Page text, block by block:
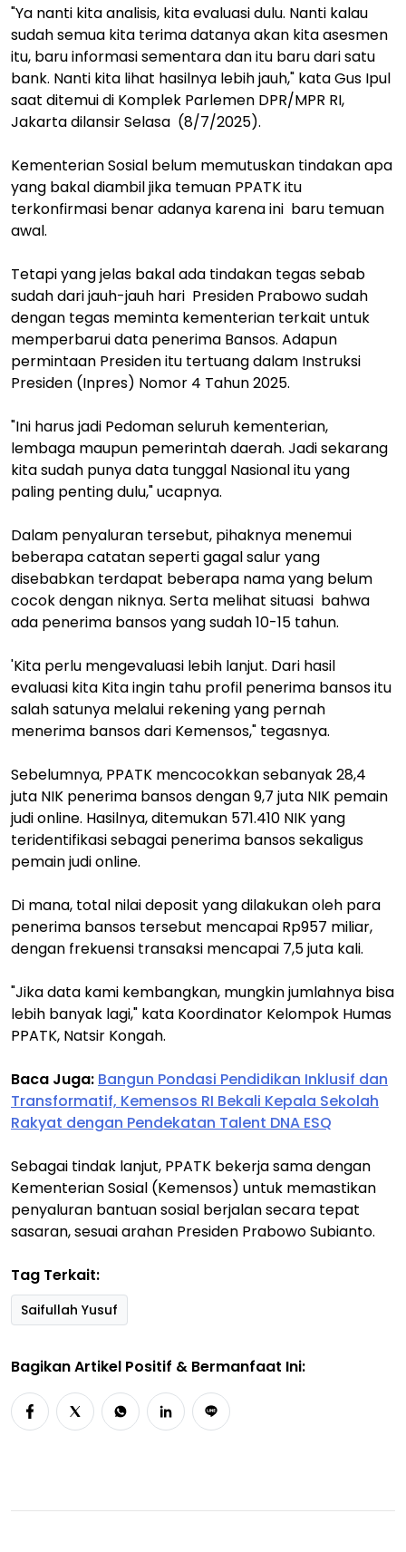
"Ya nanti kita analisis, kita evaluasi dulu. Nanti kalau
sudah semua kita terima datanya akan kita asesmen
itu, baru informasi sementara dan itu baru dari satu
bank. Nanti kita lihat hasilnya lebih jauh," kata Gus Ipul
saat ditemui di Komplek Parlemen DPR/MPR RI,
Jakarta dilansir Selasa (8/7/2025).
Kementerian Sosial belum memutuskan tindakan apa
yang bakal diambil jika temuan PPATK itu
terkonfirmasi benar adanya karena ini baru temuan
awal.
Tetapi yang jelas bakal ada tindakan tegas sebab
sudah dari jauh-jauh hari Presiden Prabowo sudah
dengan tegas meminta kementerian terkait untuk
memperbarui data penerima Bansos. Adapun
permintaan Presiden itu tertuang dalam Instruksi
Presiden (Inpres) Nomor 4 Tahun 2025.
"Ini harus jadi Pedoman seluruh kementerian,
lembaga maupun pemerintah daerah. Jadi sekarang
kita sudah punya data tunggal Nasional itu yang
paling penting dulu," ucapnya.
Dalam penyaluran tersebut, pihaknya menemui
beberapa catatan seperti gagal salur yang
disebabkan terdapat beberapa nama yang belum
cocok dengan niknya. Serta melihat situasi bahwa
ada penerima bansos yang sudah 10-15 tahun.
'Kita perlu mengevaluasi lebih lanjut. Dari hasil
evaluasi kita Kita ingin tahu profil penerima bansos itu
salah satunya melalui rekening yang pernah
menerima bansos dari Kemensos," tegasnya.
Sebelumnya, PPATK mencocokkan sebanyak 28,4
juta NIK penerima bansos dengan 9,7 juta NIK pemain
judi online. Hasilnya, ditemukan 571.410 NIK yang
teridentifikasi sebagai penerima bansos sekaligus
pemain judi online.
Di mana, total nilai deposit yang dilakukan oleh para
penerima bansos tersebut mencapai Rp957 miliar,
dengan frekuensi transaksi mencapai 7,5 juta kali.
"Jika data kami kembangkan, mungkin jumlahnya bisa
lebih banyak lagi," kata Koordinator Kelompok Humas
PPATK, Natsir Kongah.
Baca Juga: Bangun Pondasi Pendidikan Inklusif dan
Transformatif, Kemensos RI Bekali Kepala Sekolah
Rakyat dengan Pendekatan Talent DNA ESQ
Sebagai tindak lanjut, PPATK bekerja sama dengan
Kementerian Sosial (Kemensos) untuk memastikan
penyaluran bantuan sosial berjalan secara tepat
sasaran, sesuai arahan Presiden Prabowo Subianto.
Tag Terkait:
Saifullah Yusuf
Bagikan Artikel Positif & Bermanfaat Ini: